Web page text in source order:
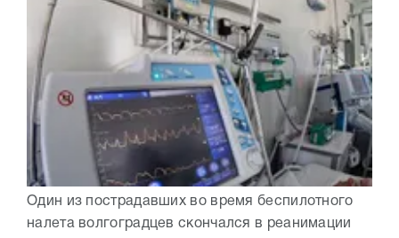
Один из пострадавших во время беспилотного
налета волгоградцев скончался в реанимации